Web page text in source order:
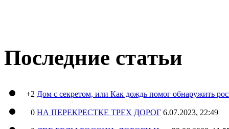
Последние статьи
+2 Дом с секретом, или Как дождь помог обнаружить
0 НА ПЕРЕКРЕСТКЕ ТРЕХ ДОРОГ 6.07.2023, 22:49